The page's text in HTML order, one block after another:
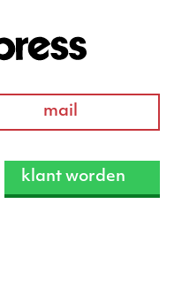
mail
klant worden